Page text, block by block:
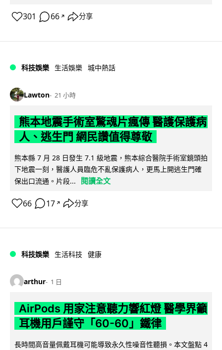
301 66 ↗ 分享
科技娛樂 生活娛樂 城中熱話
Lawton 21 小時
熊本地震手術室驚魂片瘋傳 醫護保護病
人、逃生門 網民讚值得尊敬
熊本縣 7 月 28 日發生 7.1 級地震，熊本綜合醫院手術室鏡頭拍
下地震一刻，醫護人員臨危不亂保護病人，更馬上開逃生門確
保出口流通。片段...
閱讀全文
66 17 ↗ 分享
科技娛樂 生活科技 健康
arthur 1 日
AirPods 用家注意聽力響紅燈 醫學界籲
耳機用戶謹守「60-60」鐵律
長時間高音量佩戴耳機可能導致永久性噪音性聽損。本文盤點 4